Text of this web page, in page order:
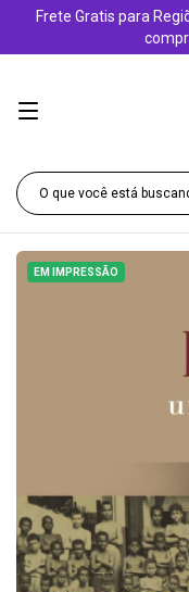
Frete Gratis para
EM IMPRESSÃO